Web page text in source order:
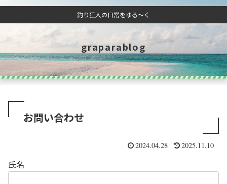
釣り狂人の日常をゆる～く
graparablog
お問い合わせ
2024.04.28 2025.11.10
氏名